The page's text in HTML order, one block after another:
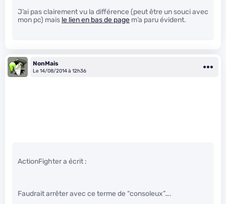
J’ai pas clairement vu la différence (peut être un souci avec
mon pc) mais le lien en bas de page m’a paru évident.
NonMais
Le 14/08/2014 à 12h36
ActionFighter a écrit :
Faudrait arrêter avec ce terme de “consoleux”….